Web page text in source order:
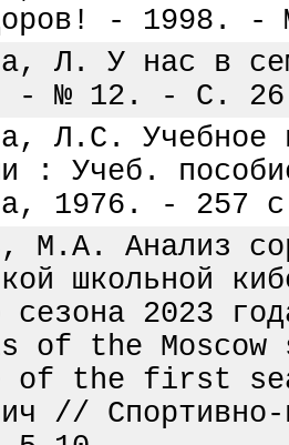
- 1998.
Л. У нас в
- № 12. - С.
Л.С. Учебное
: Учеб.
1976. - 257
М.А. Анализ
школьной
сезона 2023
of the
of the first
//